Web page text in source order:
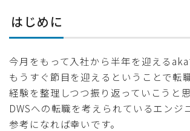
はじめに
今月をもって入社から半年を迎えるaka
もうすぐ節目を迎えるということで転
経験を整理しつつ振り返っていこうと思
DWSへの転職を考えられているエンジ
参考になれば幸いです。